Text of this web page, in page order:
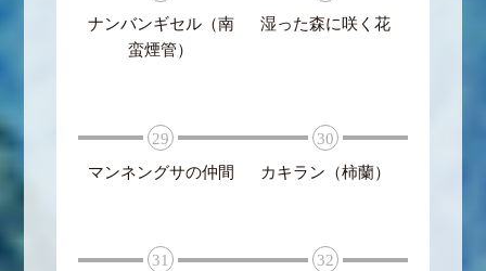
ナンバンギセル（南
蛮煙管）
湿った森に咲く花
29
マンネングサの仲間
30
カキラン（柿蘭）
31
32